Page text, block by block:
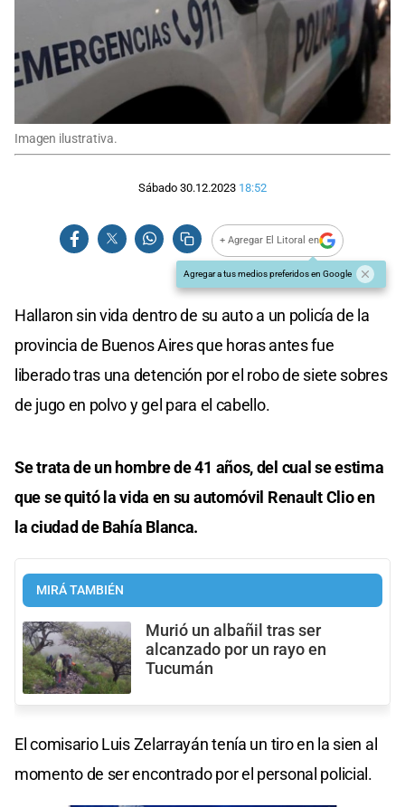
Imagen ilustrativa.
Sábado 30.12.2023 18:52
+ Agregar El Litoral en
Agregar a tus medios preferidos en Google
Hallaron sin vida dentro de su auto a un policía de la
provincia de Buenos Aires que horas antes fue
liberado tras una detención por el robo de siete sobres
de jugo en polvo y gel para el cabello.
Se trata de un hombre de 41 años, del cual se estima
que se quitó la vida en su automóvil Renault Clio en
la ciudad de Bahía Blanca.
MIRÁ TAMBIÉN
Murió un albañil tras ser
alcanzado por un rayo en
Tucumán
El comisario Luis Zelarrayán tenía un tiro en la sien al
momento de ser encontrado por el personal policial.